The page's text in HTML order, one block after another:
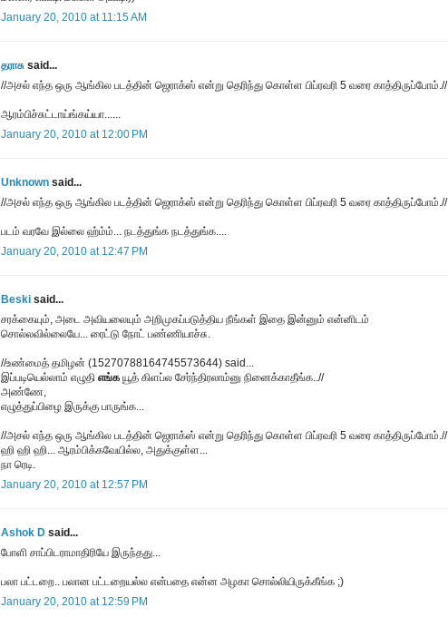
January 20, 2010 at 11:15 AM
தராசு said...
//அசல் எந்த ஒரு ஆங்கில படத்தின் ஜெராக்ஸ் என்று தெரிந்து கொள்ள பிப்ரவரி 5 வரை காத்திருப்போம்.//
ஆரம்பிச்சுட்டாய்ங்கய்யா......
January 20, 2010 at 12:00 PM
Unknown said...
//அசல் எந்த ஒரு ஆங்கில படத்தின் ஜெராக்ஸ் என்று தெரிந்து கொள்ள பிப்ரவரி 5 வரை காத்திருப்போம்.//
படம் வரவே இல்லை ஹ்ம்ம்... நடத்துங்க நடத்துங்க....
January 20, 2010 at 12:47 PM
Beski said...
சரக்கையும், அடை அவியலையும் அறிமுகப்படுத்திய நீங்கள் இதை இன்னும் என்னிடம்
சொல்லவில்லையே... ரைட்டு நோட் பண்ணியாச்சு.
//உண்மைத் தமிழன் (15270788164745573644) said...
இப்படியெல்லாம் எழுதி எங்க யூத் கிளப்ல சேர்ந்திரலாம்னு நினைக்காதீங்க..//
அண்ணே,
எழுத்துப்பிழை இருக்கு பாருங்க...
//அசல் எந்த ஒரு ஆங்கில படத்தின் ஜெராக்ஸ் என்று தெரிந்து கொள்ள பிப்ரவரி 5 வரை காத்திருப்போம்.//
ஹி ஹி ஹி... ஆரம்பிக்கவேயில்ல, அதுக்குள்ள...
நா ரெடி.
January 20, 2010 at 12:57 PM
Ashok D said...
போளி சாப்பிடராமாதிரியே இருந்தது...
பலா பட்டறை.. பலான பட்டறையல்ல என்பதை என்ன அழகா சொல்லியிருக்கீங்க ;)
January 20, 2010 at 12:59 PM